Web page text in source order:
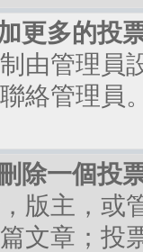
更多的投
由管理員
絡管理員
除一個投
版主，或
文章；投